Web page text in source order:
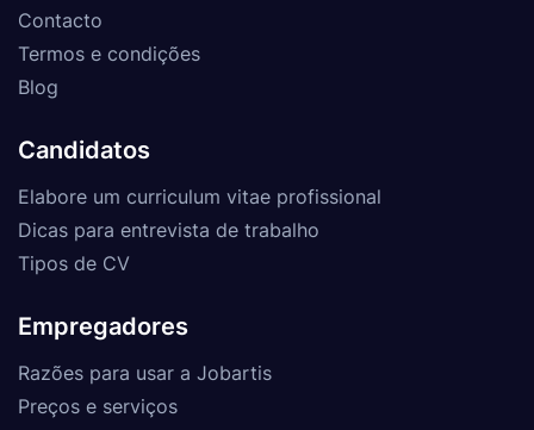
Contacto
Termos e condições
Blog
Candidatos
Elabore um curriculum vitae profissional
Dicas para entrevista de trabalho
Tipos de CV
Empregadores
Razões para usar a Jobartis
Preços e serviços